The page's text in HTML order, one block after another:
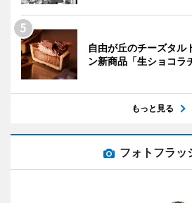
自由が丘のチーズタル
ン新商品「生ショコラ
もっと見る
フォトフラッ